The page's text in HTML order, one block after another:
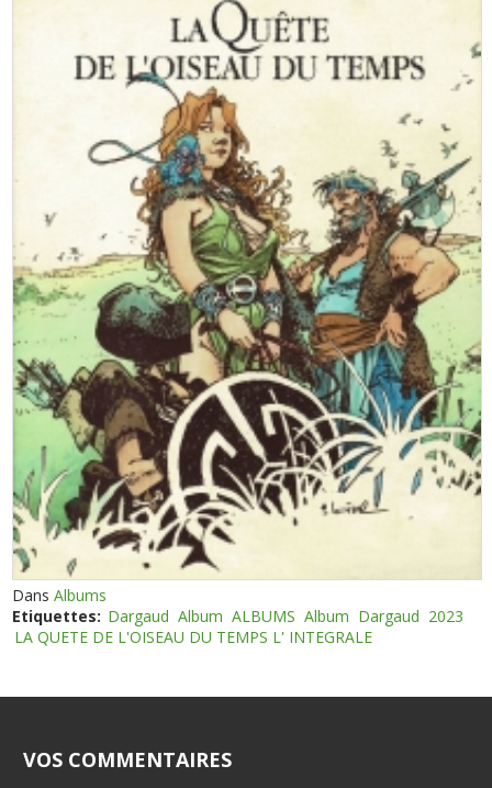
DansAlbums
Etiquettes: Dargaud Album ALBUMS Album Dargaud 2023
LA QUETE DE L'OISEAU DU TEMPS L' INTEGRALE
VOS COMMENTAIRES